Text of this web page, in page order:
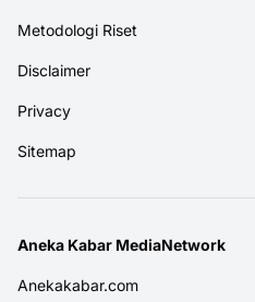
Metodologi Riset
Disclaimer
Privacy
Sitemap
Aneka Kabar MediaNetwork
Anekakabar.com